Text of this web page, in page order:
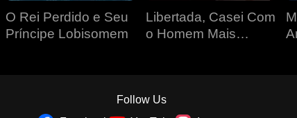
O Rei Perdido e Seu
Príncipe Lobisomem
Libertada, Casei Com
o Homem Mais
Follow Us